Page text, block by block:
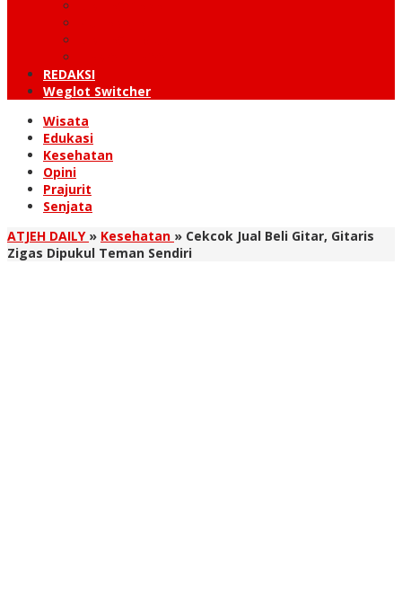
REDAKSI
Weglot Switcher
Wisata
Edukasi
Kesehatan
Opini
Prajurit
Senjata
ATJEH DAILY » Kesehatan » Cekcok Jual Beli Gitar, Gitaris
Zigas Dipukul Teman Sendiri